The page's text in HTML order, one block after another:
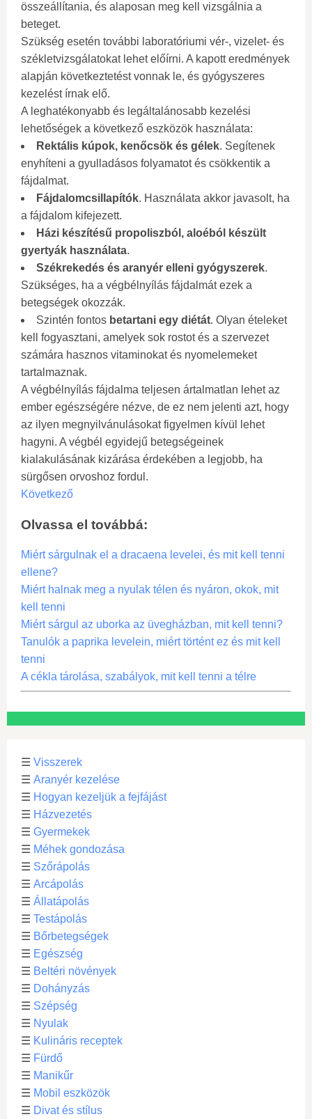
összeállítania, és alaposan meg kell vizsgálnia a
beteget.
Szükség esetén további laboratóriumi vér-, vizelet- és
székletvizsgálatokat lehet előírni. A kapott eredmények
alapján következtetést vonnak le, és gyógyszeres
kezelést írnak elő.
A leghatékonyabb és legáltalánosabb kezelési
lehetőségek a következő eszközök használata:
Rektális kúpok, kenőcsök és gélek. Segítenek
enyhíteni a gyulladásos folyamatot és csökkentik a
fájdalmat.
Fájdalomcsillapítók. Használata akkor javasolt, ha
a fájdalom kifejezett.
Házi készítésű propoliszból, aloéból készült
gyertyák használata.
Székrekedés és aranyér elleni gyógyszerek.
Szükséges, ha a végbélnyílás fájdalmát ezek a
betegségek okozzák.
Szintén fontos betartani egy diétát. Olyan ételeket
kell fogyasztani, amelyek sok rostot és a szervezet
számára hasznos vitaminokat és nyomelemeket
tartalmaznak.
A végbélnyílás fájdalma teljesen ártalmatlan lehet az
ember egészségére nézve, de ez nem jelenti azt, hogy
az ilyen megnyilvánulásokat figyelmen kívül lehet
hagyni. A végbél egyidejű betegségeinek
kialakulásának kizárása érdekében a legjobb, ha
sürgősen orvoshoz fordul.
Következő
Olvassa el továbbá:
Miért sárgulnak el a dracaena levelei, és mit kell tenni
ellene?
Miért halnak meg a nyulak télen és nyáron, okok, mit
kell tenni
Miért sárgul az uborka az üvegházban, mit kell tenni?
Tanulók a paprika levelein, miért történt ez és mit kell
tenni
A cékla tárolása, szabályok, mit kell tenni a télre
☰ Visszerek
☰ Aranyér kezelése
☰ Hogyan kezeljük a fejfájást
☰ Házvezetés
☰ Gyermekek
☰ Méhek gondozása
☰ Szőrápolás
☰ Arcápolás
☰ Állatápolás
☰ Testápolás
☰ Bőrbetegségek
☰ Egészség
☰ Beltéri növények
☰ Dohányzás
☰ Szépség
☰ Nyulak
☰ Kulináris receptek
☰ Fürdő
☰ Manikűr
☰ Mobil eszközök
☰ Divat és stílus